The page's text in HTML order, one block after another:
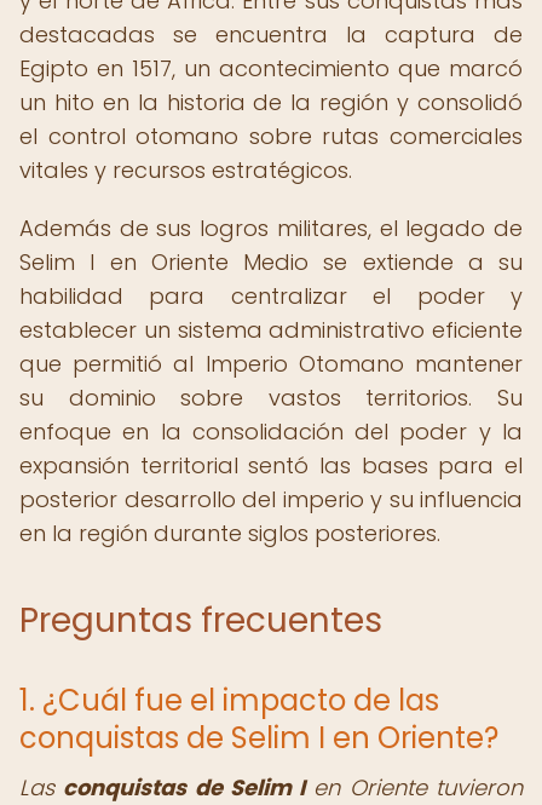
destacadas se encuentra la captura de
Egipto en 1517, un acontecimiento que marcó
un hito en la historia de la región y consolidó
el control otomano sobre rutas comerciales
vitales y recursos estratégicos.
Además de sus logros militares, el legado de
Selim I en Oriente Medio se extiende a su
habilidad para centralizar el poder y
establecer un sistema administrativo eficiente
que permitió al Imperio Otomano mantener
su dominio sobre vastos territorios. Su
enfoque en la consolidación del poder y la
expansión territorial sentó las bases para el
posterior desarrollo del imperio y su influencia
en la región durante siglos posteriores.
Preguntas frecuentes
1. ¿Cuál fue el impacto de las
conquistas de Selim I en Oriente?
Las conquistas de Selim Ien Oriente tuvieron